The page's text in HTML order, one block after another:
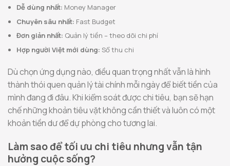
Dễ dùng nhất: Money Manager
Chuyên sâu nhất: Fast Budget
Đơn giản nhất: Quản lý tiền – theo dõi chi phí
Hợp người Việt mới dùng: Sổ thu chi
Dù chọn ứng dụng nào, điều quan trọng nhất vẫn là hình
thành thói quen quản lý tài chính mỗi ngày để biết tiền của
mình đang đi đâu. Khi kiểm soát được chi tiêu, bạn sẽ hạn
chế những khoản tiêu vặt không cần thiết và luôn có một
khoản tiền dư để dự phòng cho tương lai.
Làm sao để tối ưu chi tiêu nhưng vẫn tận
hưởng cuộc sống?